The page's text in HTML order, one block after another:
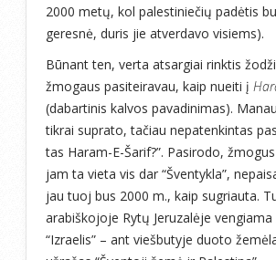
2000 metų, kol palestiniečių padėtis
geresnė, duris jie atverdavo visiems).
Būnant ten, verta atsargiai rinktis
žmogaus pasiteiravau, kaip nueiti į
(dabartinis kalvos pavadinimas).
tikrai suprato, tačiau nepatenkintas
tas Haram-E-Šarif?”. Pasirodo,
jam ta vieta vis dar “Šventykla”,
jau tuoj bus 2000 m., kaip sugriauta.
arabiškojoje Rytų Jeruzalėje
“Izraelis” – ant viešbutyje duoto